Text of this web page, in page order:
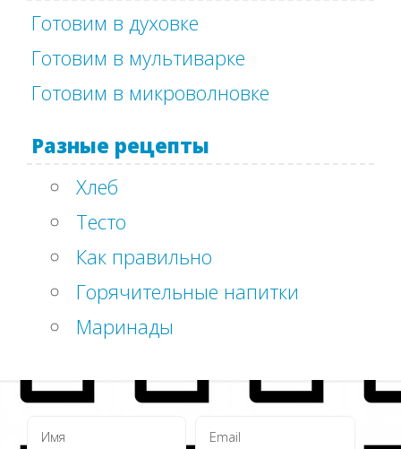
Готовим в духовке
Готовим в мультиварке
Готовим в микроволновке
Разные рецепты
Хлеб
Тесто
Как правильно
Горячительные напитки
Маринады